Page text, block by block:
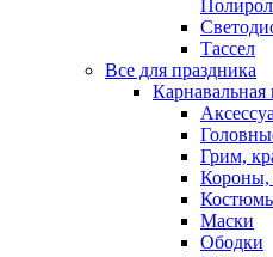
Тассел
Все для праздника
Карнавальная
Грим,
Короны,
Маски
Ободки